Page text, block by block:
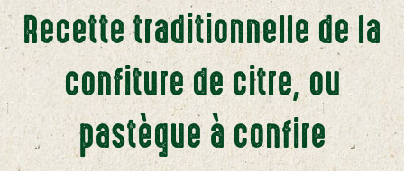
Recette traditionnelle de la
confiture de citre, ou
pastèque à confire